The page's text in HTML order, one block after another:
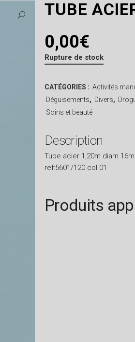
TUBE
0,00€
Rupture de stock
CATÉGORIES : Activités
Déguisements, Divers,
Soins et beauté
Description
Tube acier 1,20m diam
ref:5601/120 col 01
Produits